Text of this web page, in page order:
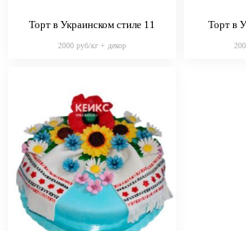
Торт в Украинском стиле 11
2000 руб/кг + декор
Торт в